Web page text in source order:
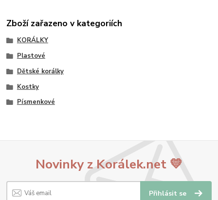
Zboží zařazeno v kategoriích
KORÁLKY
Plastové
Dětské korálky
Kostky
Písmenkové
Novinky z Korálek.net 💛
Přihlásit se